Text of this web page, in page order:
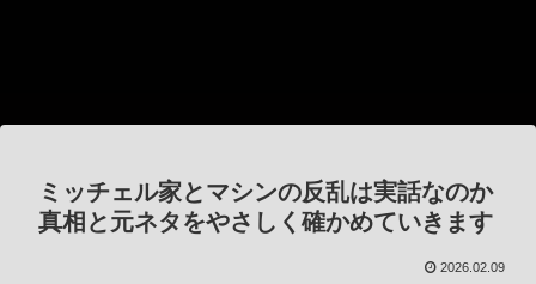
ミッチェル家とマシンの反乱は実話なのか
真相と元ネタをやさしく確かめていきます
2026.02.09